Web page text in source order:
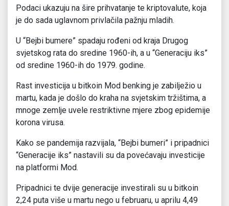
Podaci ukazuju na šire prihvatanje te kriptovalute, koja
je do sada uglavnom privlačila pažnju mladih.
U “Bejbi bumere” spadaju rođeni od kraja Drugog
svjetskog rata do sredine 1960-ih, a u “Generaciju iks”
od sredine 1960-ih do 1979. godine.
Rast investicija u bitkoin Mod benking je zabilježio u
martu, kada je došlo do kraha na svjetskim tržištima, a
mnoge zemlje uvele restriktivne mjere zbog epidemije
korona virusa.
Kako se pandemija razvijala, “Bejbi bumeri” i pripadnici
“Generacije iks” nastavili su da povećavaju investicije
na platformi Mod.
Pripadnici te dvije generacije investirali su u bitkoin
2,24 puta više u martu nego u februaru, u aprilu 4,49